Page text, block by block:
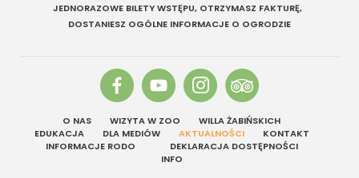
JEDNORAZOWE BILETY WSTĘPU, OTRZYMASZ FAKTURĘ,
DOSTANIESZ OGÓLNE INFORMACJE O OGRODZIE
O NAS WIZYTA W ZOO
WILLA ŻABIŃSKICH
EDUKACJA
DLA MEDIÓW AKTUALNOŚCI
KONTAKT
INFORMACJE RODO
DEKLARACJA DOSTĘPNOŚCI
INFO